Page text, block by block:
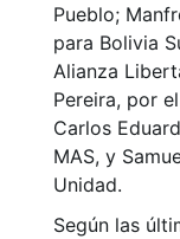
Pueblo;
para Bolivia
Alianza
Pereira, por
Carlos
MAS, y
Unidad.
Según las